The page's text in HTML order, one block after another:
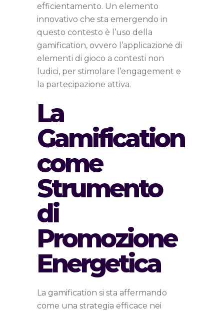
efficientamento. Un elemento
innovativo che sta emergendo in
questo contesto è l’uso della
gamification, ovvero l’applicazione di
elementi di gioco a contesti non
ludici, per stimolare l’engagement e
la partecipazione attiva.
La
Gamification
come
Strumento
di
Promozione
Energetica
La gamification si sta affermando
come una strategia efficace nei